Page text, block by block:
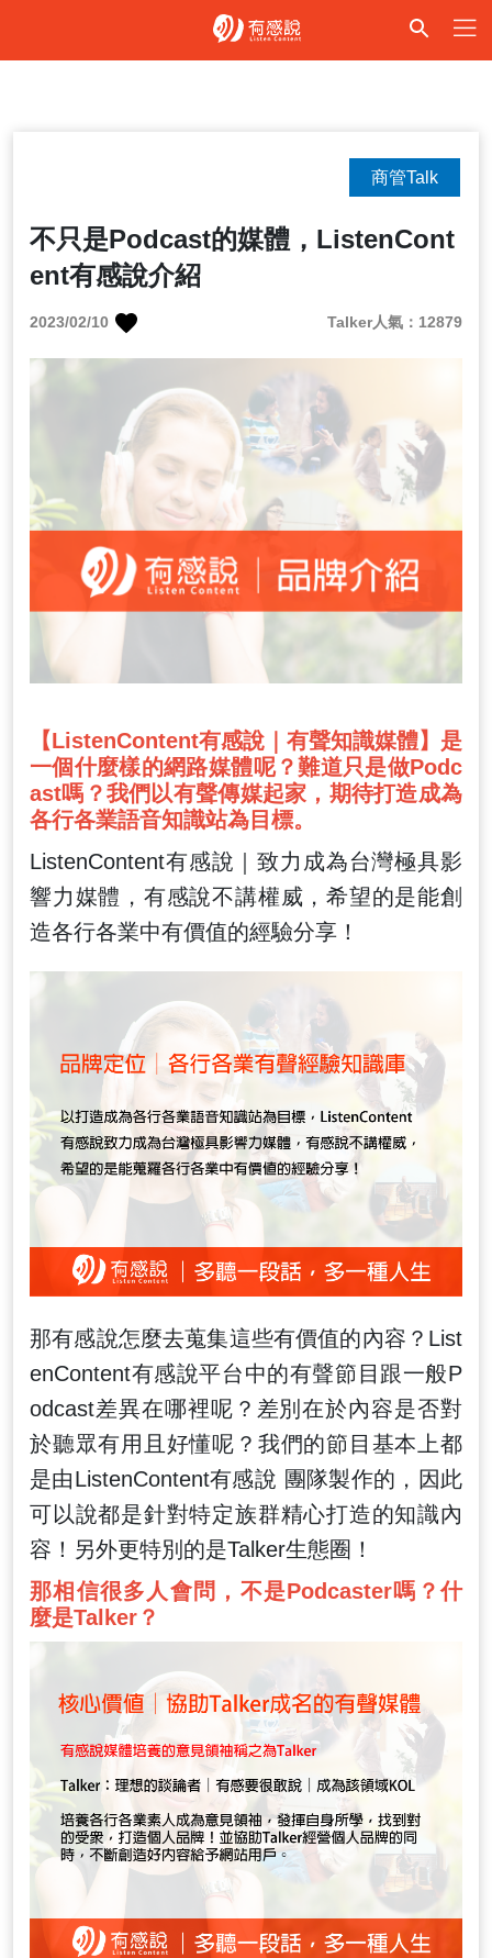
不只是Podcast的媒體，ListenCont
ent有感說介紹
商管Talk
2023/02/10 Talker人氣：12879
【ListenContent有感說｜有聲知識媒體】是
一個什麼樣的網路媒體呢？難道只是做Podc
ast嗎？我們以有聲傳媒起家，期待打造成為
各行各業語音知識站為目標。
ListenContent有感說｜致力成為台灣極具影
響力媒體，有感說不講權威，希望的是能創
造各行各業中有價值的經驗分享！
那有感說怎麼去蒐集這些有價值的內容？List
enContent有感說平台中的有聲節目跟一般P
odcast差異在哪裡呢？差別在於內容是否對
於聽眾有用且好懂呢？我們的節目基本上都
是由ListenContent有感說 團隊製作的，因此
可以說都是針對特定族群精心打造的知識內
容！另外更特別的是Talker生態圈！
那相信很多人會問，不是Podcaster嗎？什
麼是Talker？